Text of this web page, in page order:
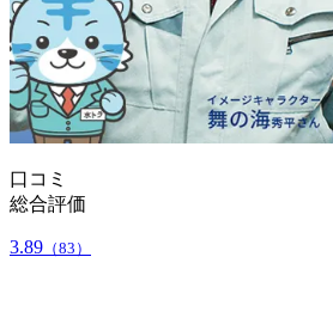
口コミ
総合評価
3.89 （83）